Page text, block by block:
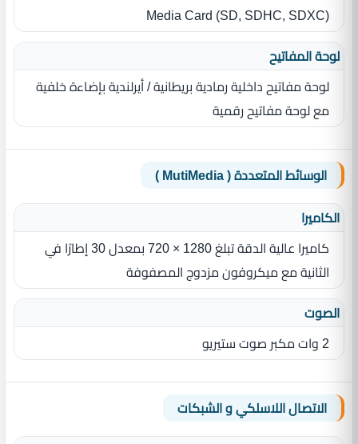
Media Card ‎(‎SD‎,‎ SDHC‎,‎ SDXC‎)‎
لوحة المفاتيح
لوحة مفاتيح داخلية رمادية بريطانية / أيرلندية بإضاءة خلفية
مع لوحة مفاتيح رقمية
الوسائط المتعددة ( MutiMedia )
الكاميرا
كاميرا عالية الدقة تبلغ 1280 × 720 بمعدل 30 إطارًا في
الثانية مع ميكروفون مزدوج المصفوفة
الصوت
2 وات مكبر صوت ستيريو
الاتصال اللاسلكي و الشبكات